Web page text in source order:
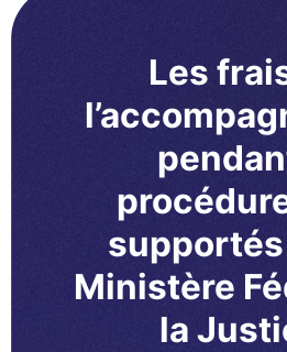
Les
Ministère
la